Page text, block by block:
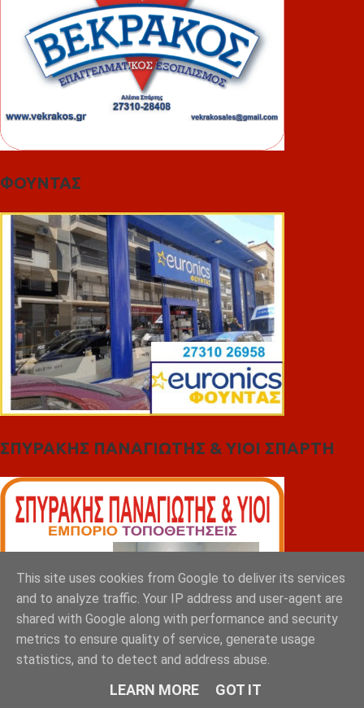
ΦΟΥΝΤΑΣ
ΣΠΥΡΑΚΗΣ ΠΑΝΑΓΙΩΤΗΣ & YIOI ΣΠΑΡΤΗ
This site uses cookies from Google to deliver its services
and to analyze traffic. Your IP address and user-agent are
shared with Google along with performance and security
metrics to ensure quality of service, generate usage
statistics, and to detect and address abuse.
LEARN MORE GOT IT